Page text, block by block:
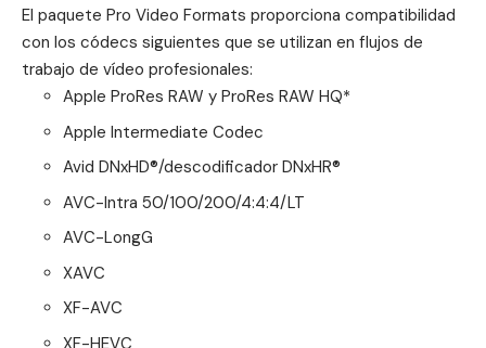
El paquete Pro Video Formats proporciona compatibilidad
con los códecs siguientes que se utilizan en flujos de
trabajo de vídeo profesionales:
Apple ProRes RAW y ProRes RAW HQ*
Apple Intermediate Codec
Avid DNxHD®/descodificador DNxHR®
AVC-Intra 50/100/200/4:4:4/LT
AVC-LongG
XAVC
XF-AVC
XF-HEVC